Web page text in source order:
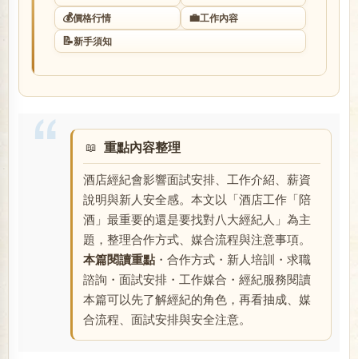
💰價格行情 💼工作內容
📝新手須知
重點內容整理
酒店經紀會影響面試安排、工作介紹、薪資
說明與新人安全感。本文以「酒店工作「陪
酒」最重要的還是要找對八大經紀人」為主
題，整理合作方式、媒合流程與注意事項。
本篇閱讀重點 ・合作方式・新人培訓・求職
諮詢・面試安排・工作媒合・經紀服務閱讀
本篇可以先了解經紀的角色，再看抽成、媒
合流程、面試安排與安全注意。